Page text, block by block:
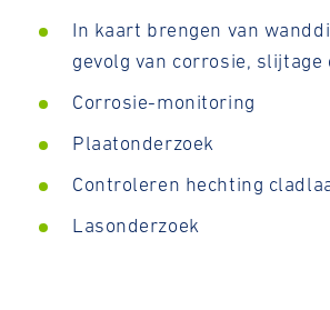
In kaart brengen van
gevolg van corrosie, slijtage
Corrosie-monitoring
Plaatonderzoek
Controleren hechting
Lasonderzoek